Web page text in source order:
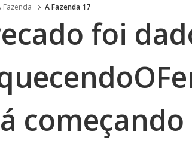
Fazenda A Fazenda 17
foi